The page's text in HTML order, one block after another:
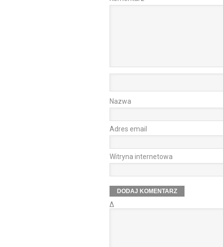
Nazwa
Adres email
Witryna internetowa
Δ